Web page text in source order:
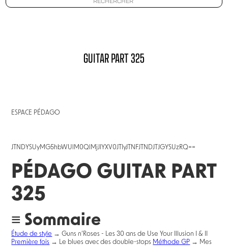
GUITAR PART 325
ESPACE PÉDAGO
JTNDYSUyMG5hbWUlM0QlMjJIYXV0JTIyJTNFJTNDJTJGYSUzRQ==
PÉDAGO GUITAR PART
325
≡ Sommaire
Étude de style → Guns n’Roses - Les 30 ans de Use Your Illusion I & II
Première fois → Le blues avec des double-stops Méthode GP → Mes